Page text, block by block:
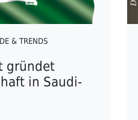
& TRENDS
gründet
in Saudi-